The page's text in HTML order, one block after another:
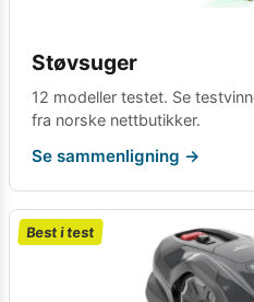
Støvsuger
12 modeller testet. Se
fra norske nettbutikker.
Se sammenligning →
Best i test